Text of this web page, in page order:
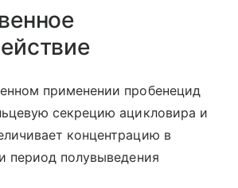
применении пробенецид
секрецию ацикловира и
концентрацию в
период полувыведения